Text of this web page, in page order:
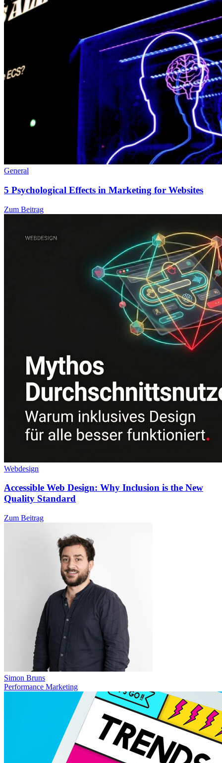
General
5 Psychological Effects in Marketing for Websites
Zum Beitrag
Webdesign
Accessible Web Design: Why Inclusion is the New
Quality Standard
Zum Beitrag
Simon Bruns
Performance Marketing